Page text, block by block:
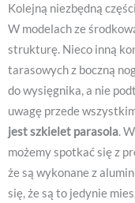
Kolejną niezbędną
W modelach ze
strukturę. Nieco inną
tarasowych z boczną
do wysięgnika, a nie
uwagę przede
jest szkielet parasola.
możemy spotkać się z
że są wykonane z
się, że są to jedynie